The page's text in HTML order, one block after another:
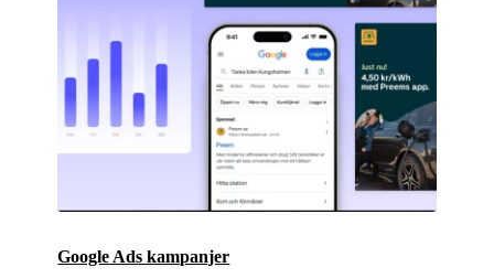
Google Ads kampanjer